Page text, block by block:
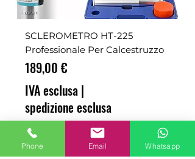
SCLEROMETRO HT-225
Professionale Per Calcestruzzo
Prezzo
189,00 €
IVA esclusa |
spedizione esclusa
ADD TO CART
Phone Email Whatsapp